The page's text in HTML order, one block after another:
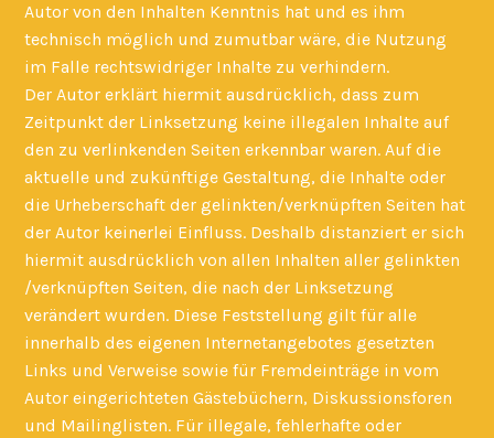
Autor von den Inhalten Kenntnis hat und es ihm
technisch möglich und zumutbar wäre, die Nutzung
im Falle rechtswidriger Inhalte zu verhindern.
Der Autor erklärt hiermit ausdrücklich, dass zum
Zeitpunkt der Linksetzung keine illegalen Inhalte auf
den zu verlinkenden Seiten erkennbar waren. Auf die
aktuelle und zukünftige Gestaltung, die Inhalte oder
die Urheberschaft der gelinkten/verknüpften Seiten hat
der Autor keinerlei Einfluss. Deshalb distanziert er sich
hiermit ausdrücklich von allen Inhalten aller gelinkten
/verknüpften Seiten, die nach der Linksetzung
verändert wurden. Diese Feststellung gilt für alle
innerhalb des eigenen Internetangebotes gesetzten
Links und Verweise sowie für Fremdeinträge in vom
Autor eingerichteten Gästebüchern, Diskussionsforen
und Mailinglisten. Für illegale, fehlerhafte oder